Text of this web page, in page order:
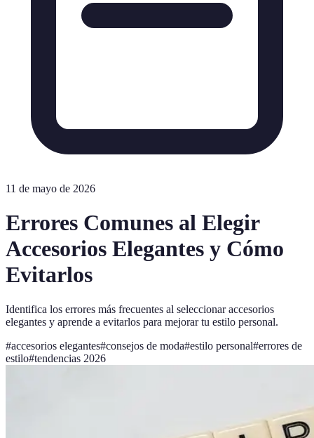
11 de mayo de 2026
Errores Comunes al Elegir
Accesorios Elegantes y Cómo
Evitarlos
Identifica los errores más frecuentes al seleccionar accesorios
elegantes y aprende a evitarlos para mejorar tu estilo personal.
#accesorios elegantes#consejos de moda#estilo personal#errores de
estilo#tendencias 2026